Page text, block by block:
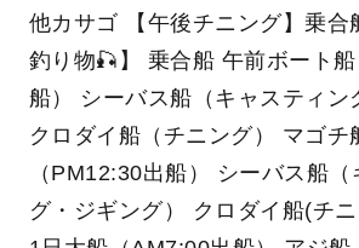
他カサゴ 【午後チニング】乗
釣り物🎣】 乗合船 午前ボート
船） シーバス船（キャスティン
クロダイ船（チニング） マゴチ
（PM12:30出船） シーバス船
グ・ジギング） クロダイ船(チ